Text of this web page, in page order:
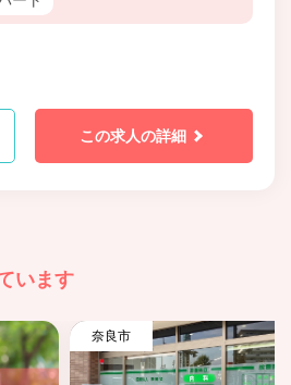
この求人の詳細
います
奈良市